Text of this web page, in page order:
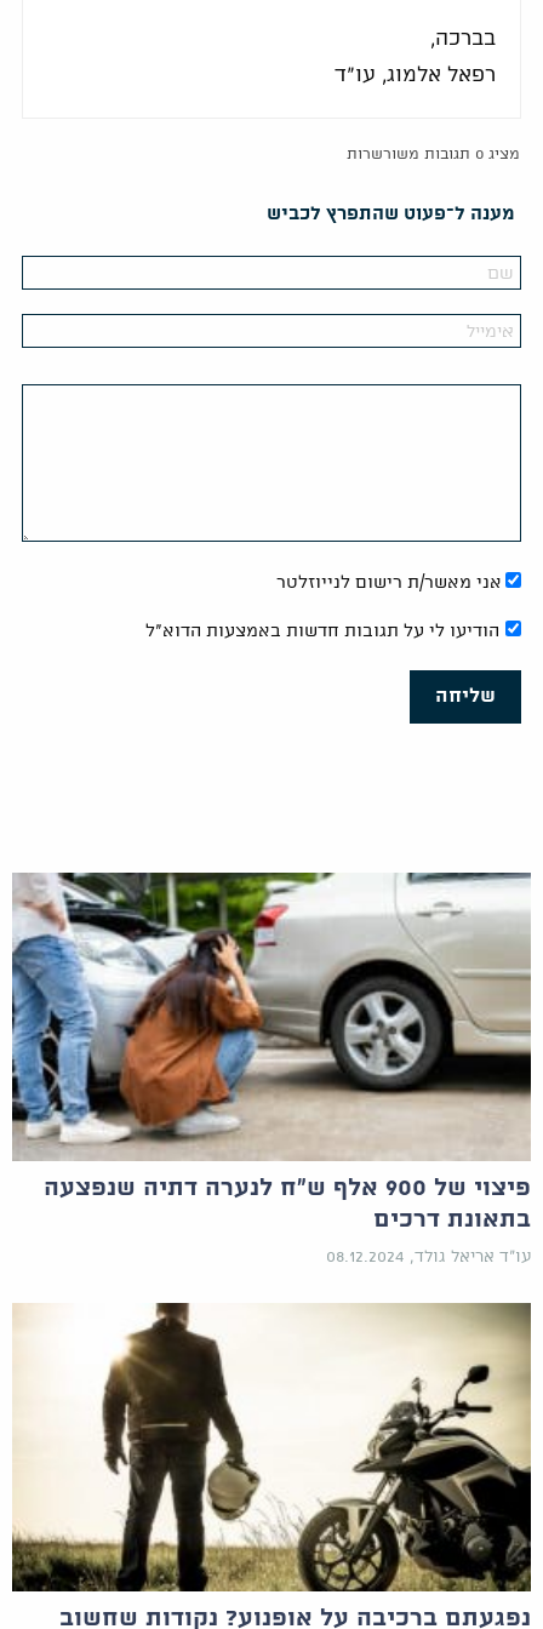
בברכה,
רפאל אלמוג, עו"ד
מציג 0 תגובות משורשרות
מענה ל־פעוט שהתפרץ לכביש
אני מאשר/ת רישום לנייוזלטר
הודיעו לי על תגובות חדשות באמצעות הדוא"ל
שליחה
פיצוי של 900 אלף ש"ח לנערה דתיה שנפצעה
בתאונת דרכים
עו"ד אריאל גולד, 08.12.2024
נפגעתם ברכיבה על אופנוע? נקודות שחשוב